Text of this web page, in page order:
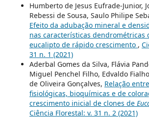
Humberto de Jesus Eufrade-Junior,
Rebessi de Sousa, Saulo Philipe
Efeito da adubação mineral e
nas características dendrométricas
eucalipto de rápido crescimento ,
31 n. 1 (2021)
Aderbal Gomes da Silva, Flávia
Miguel Penchel Filho, Edvaldo
de Oliveira Gonçalves, Relação
fisiológicas, bioquímicas e de
crescimento inicial de clones de
Ciência Florestal: v. 31 n. 2 (2021)